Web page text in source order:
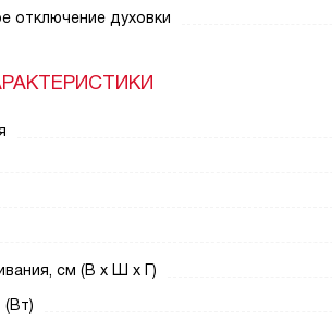
отключение духовки
см (В х Ш х Г)